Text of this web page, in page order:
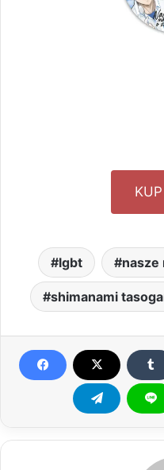
lgbt nasze
shimanami